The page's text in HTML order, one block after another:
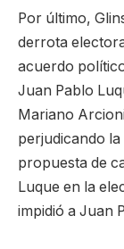
Por último,
derrota
acuerdo
Juan Pablo
Mariano
perjudicando
propuesta de
Luque en la
impidió a Juan